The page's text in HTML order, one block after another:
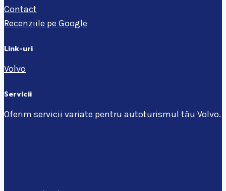
Contact
Recenziile pe Google
Link-uri
Volvo
Servicii
Oferim servicii variate pentru autoturismul tău Volvo.